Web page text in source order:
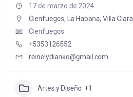
17 de marzo de 2024
Cienfuegos, La Habana, Villa Clara
Cienfuegos
+5353126552
reinelydianko@gmail.com
Artes y Diseño +1